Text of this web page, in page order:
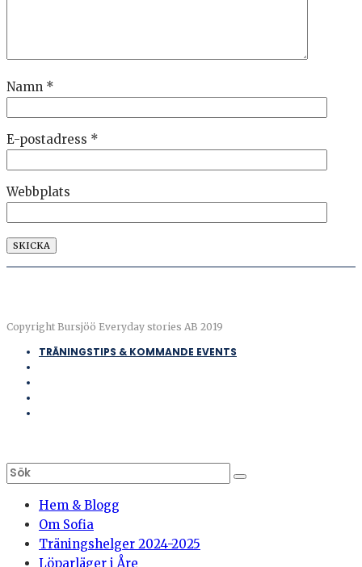
Namn *
E-postadress *
Webbplats
Copyright Bursjöö Everyday stories AB 2019
TRÄNINGSTIPS & KOMMANDE EVENTS
Hem & Blogg
Om Sofia
Träningshelger 2024-2025
Löparläger i Åre